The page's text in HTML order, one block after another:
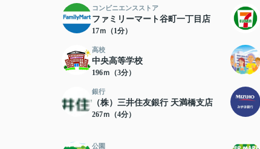
コンビニエンスストア
ファミリーマート谷町一丁目店
17ｍ（1分）
高校
中央高等学校
196ｍ（3分）
銀行
（株）三井住友銀行 天満橋支店
267ｍ（4分）
公園